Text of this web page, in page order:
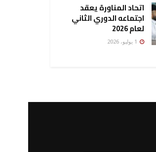
اتحاد المناورة يعقد
اجتماعه الدوري الثاني
لعام 2026